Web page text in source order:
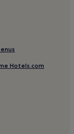
Hotels.com